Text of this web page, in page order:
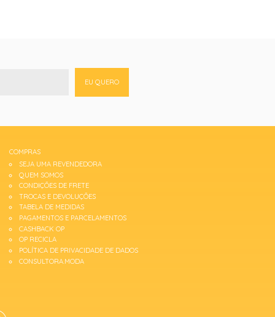
EU QUERO
COMPRAS
SEJA UMA REVENDEDORA
QUEM SOMOS
CONDIÇÕES DE FRETE
TROCAS E DEVOLUÇÕES
TABELA DE MEDIDAS
PAGAMENTOS E PARCELAMENTOS
CASHBACK OP
OP RECICLA
POLÍTICA DE PRIVACIDADE DE DADOS
CONSULTORA.MODA